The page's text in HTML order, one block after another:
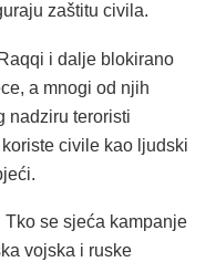
zaštitu civila.
i dalje blokirano
a mnogi od njih
nadziru teroristi
civile kao ljudski
se sjeća kampanje
vojska i ruske